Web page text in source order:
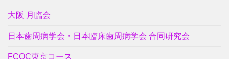
大阪 月臨会
日本歯周病学会・日本臨床歯周病学会 合同研究会
FCOC東京コース